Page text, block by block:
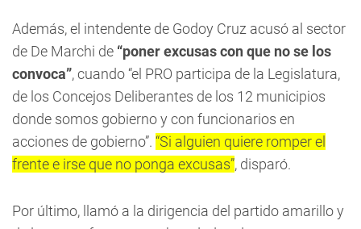
Además, el intendente de Godoy Cruz acusó al sector
de De Marchi de “poner excusas con que no se los
convoca”, cuando “el PRO participa de la Legislatura,
de los Concejos Deliberantes de los 12 municipios
donde somos gobierno y con funcionarios en
acciones de gobierno”. “Si alguien quiere romper el
frente e irse que no ponga excusas”, disparó.
Por último, llamó a la dirigencia del partido amarillo y